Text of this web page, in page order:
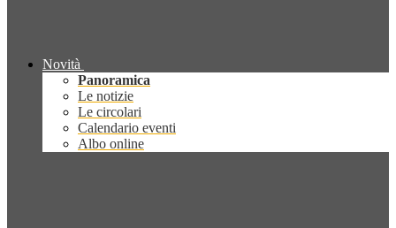
Novità
Panoramica
Le notizie
Le circolari
Calendario eventi
Albo online